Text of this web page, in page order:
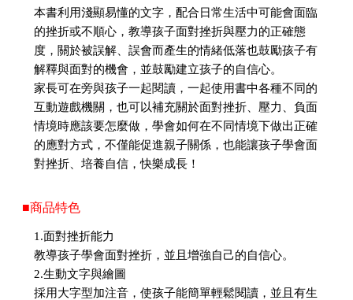
本書利用淺顯易懂的文字，配合日常生活中可能會面臨
的挫折或不順心，教導孩子面對挫折與壓力的正確態
度，關於被誤解、誤會而產生的情緒低落也鼓勵孩子有
解釋與面對的機會，並鼓勵建立孩子的自信心。
家長可在旁與孩子一起閱讀，一起使用書中各種不同的
互動遊戲機關，也可以補充關於面對挫折、壓力、負面
情境時應該要怎麼做，學會如何在不同情境下做出正確
的應對方式，不僅能促進親子關係，也能讓孩子學會面
對挫折、培養自信，快樂成長！
■商品特色
1.面對挫折能力
教導孩子學會面對挫折，並且增強自己的自信心。
2.生動文字與繪圖
採用大字型加注音，使孩子能簡單輕鬆閱讀，並且有生